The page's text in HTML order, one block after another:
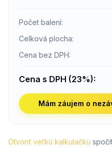
Počet balení:
Celková plocha:
Cena bez DPH:
Cena s DPH (23%):
Mám záujem o
Otvoriť veľkú kalkulačku